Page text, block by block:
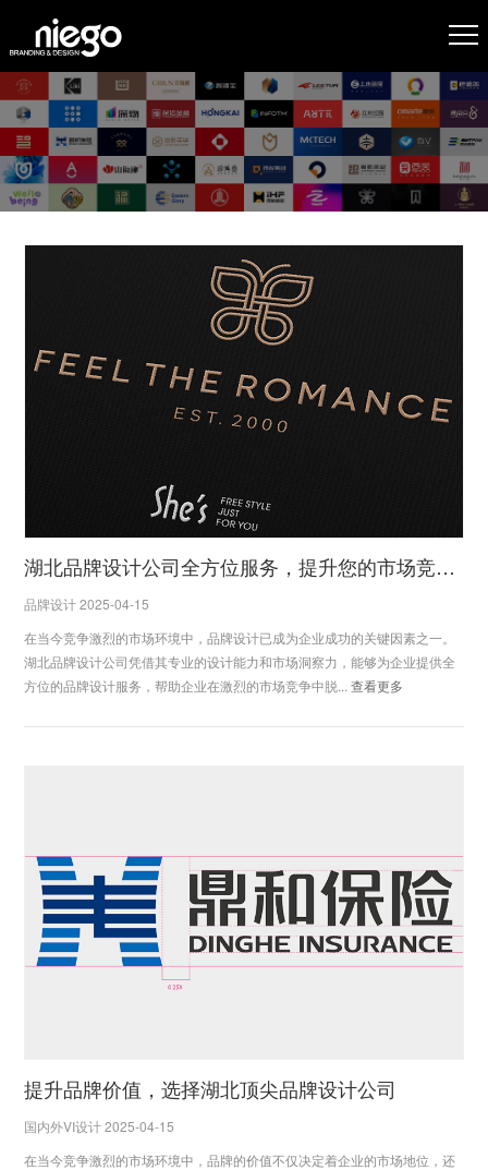
湖北品牌设计公司全方位服务，提升您的市场竞争力
品牌设计 2025-04-15
在当今竞争激烈的市场环境中，品牌设计已成为企业成功的关键因素之一。
湖北品牌设计公司凭借其专业的设计能力和市场洞察力，能够为企业提供全
方位的品牌设计服务，帮助企业在激烈的市场竞争中脱...查看更多
提升品牌价值，选择湖北顶尖品牌设计公司
国内外VI设计 2025-04-15
在当今竞争激烈的市场环境中，品牌的价值不仅决定着企业的市场地位，还